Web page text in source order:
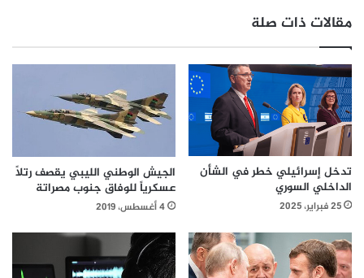
مقالات ذات صلة
تدخل إسرائيلي خطر في الشأن
الداخلي السوري
25 فبراير، 2025
الجيش الوطني الليبي يقصف رتلاً
عسكرياً للوفاق جنوب مصراتة
4 أغسطس، 2019